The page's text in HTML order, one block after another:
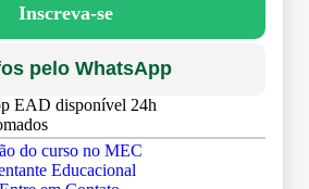
Inscreva-se
pelo WhatsApp
EAD disponível 24h
do curso no MEC
Educacional